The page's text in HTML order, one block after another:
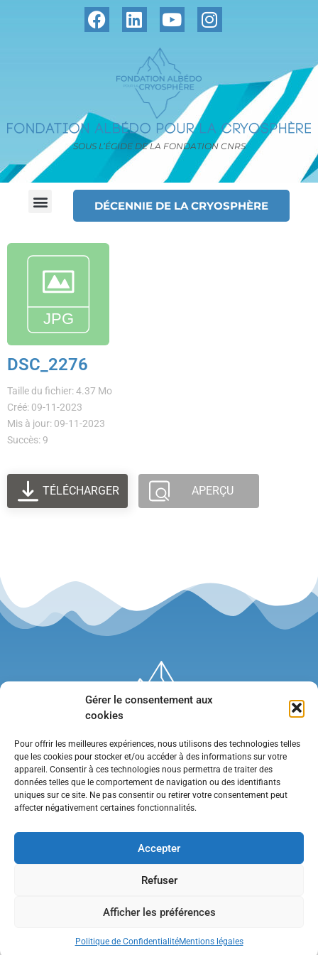
Gérer le consentement aux
cookies
Pour offrir les meilleures expériences, nous utilisons des technologies telles
que les cookies pour stocker et/ou accéder à des informations sur votre
appareil. Consentir à ces technologies nous permettra de traiter des
données telles que le comportement de navigation ou des identifiants
uniques sur ce site. Ne pas consentir ou retirer votre consentement peut
affecter négativement certaines fonctionnalités.
Accepter
Refuser
Afficher les préférences
Politique de ConfidentialitéMentions légales
SOUS L’ÉGIDE DE LA FONDATION CNRS
DÉCENNIE DE LA CRYOSPHÈRE
DSC_2276
Taille du fichier: 4.37 Mo
Créé: 09-11-2023
Mis à jour: 09-11-2023
Succès: 9
TÉLÉCHARGER APERÇU
•Contact